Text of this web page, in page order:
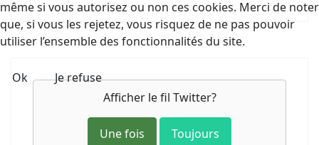
Afficher le fil Twitter?
Une fois Toujours
même si vous autorisez ou non ces cookies. Merci de noter
que, si vous les rejetez, vous risquez de ne pas pouvoir
utiliser l’ensemble des fonctionnalités du site.
Ok Je refuse